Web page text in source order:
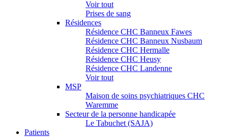
Voir tout
Prises de sang
Résidences
Résidence CHC Banneux Fawes
Résidence CHC Banneux Nusbaum
Résidence CHC Hermalle
Résidence CHC Heusy
Résidence CHC Landenne
Voir tout
MSP
Maison de soins psychiatriques CHC
Waremme
Secteur de la personne handicapée
Le Tabuchet (SAJA)
Patients